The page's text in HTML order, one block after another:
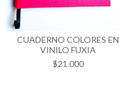
CUADERNO COLORES EN
VINILO FUXIA
$21.000